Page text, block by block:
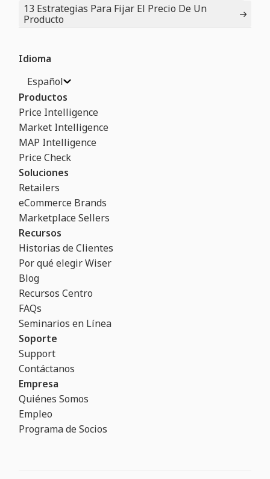
13 Estrategias Para Fijar El Precio De Un
Producto
Idioma
Español
Productos
Price Intelligence
Market Intelligence
MAP Intelligence
Price Check
Soluciones
Retailers
eCommerce Brands
Marketplace Sellers
Recursos
Historias de Clientes
Por qué elegir Wiser
Blog
Recursos Centro
FAQs
Seminarios en Línea
Soporte
Support
Contáctanos
Empresa
Quiénes Somos
Empleo
Programa de Socios